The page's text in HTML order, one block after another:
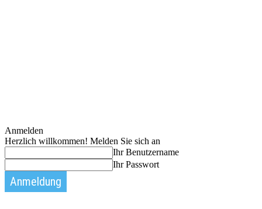
Anmelden
Herzlich willkommen! Melden Sie sich an
Ihr Benutzername
Ihr Passwort